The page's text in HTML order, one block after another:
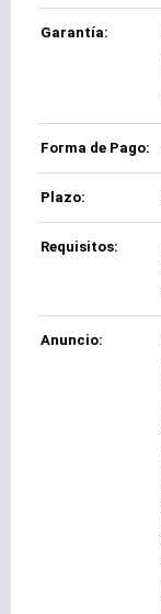
Garantía:
Forma de Pago:
Plazo:
Requisitos:
Anuncio: